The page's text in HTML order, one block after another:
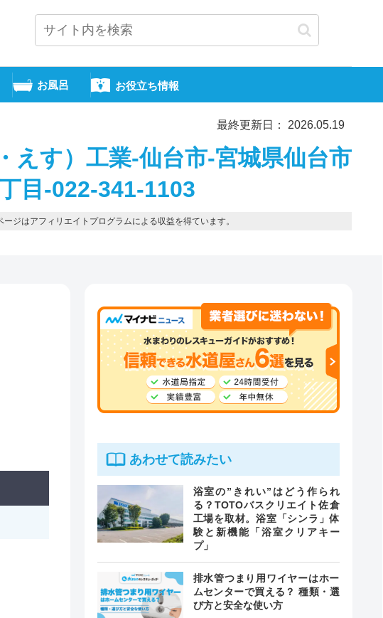
お風呂 お役立ち情報
最終更新日： 2026.05.19
えす）工業-仙台市-宮城県仙台市
目-022-341-1103
ジはアフィリエイトプログラムによる収益を得ています。
あわせて読みたい
浴室の”きれい”はどう作られ
る？TOTOバスクリエイト佐倉
工場を取材。浴室「シンラ」体
験と新機能「浴室クリアキー
プ」
排水管つまり用ワイヤーはホー
ムセンターで買える？ 種類・選
び方と安全な使い方